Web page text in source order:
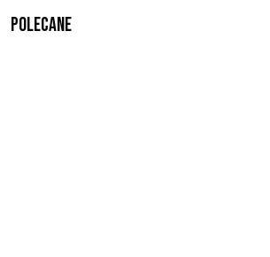
Polecane